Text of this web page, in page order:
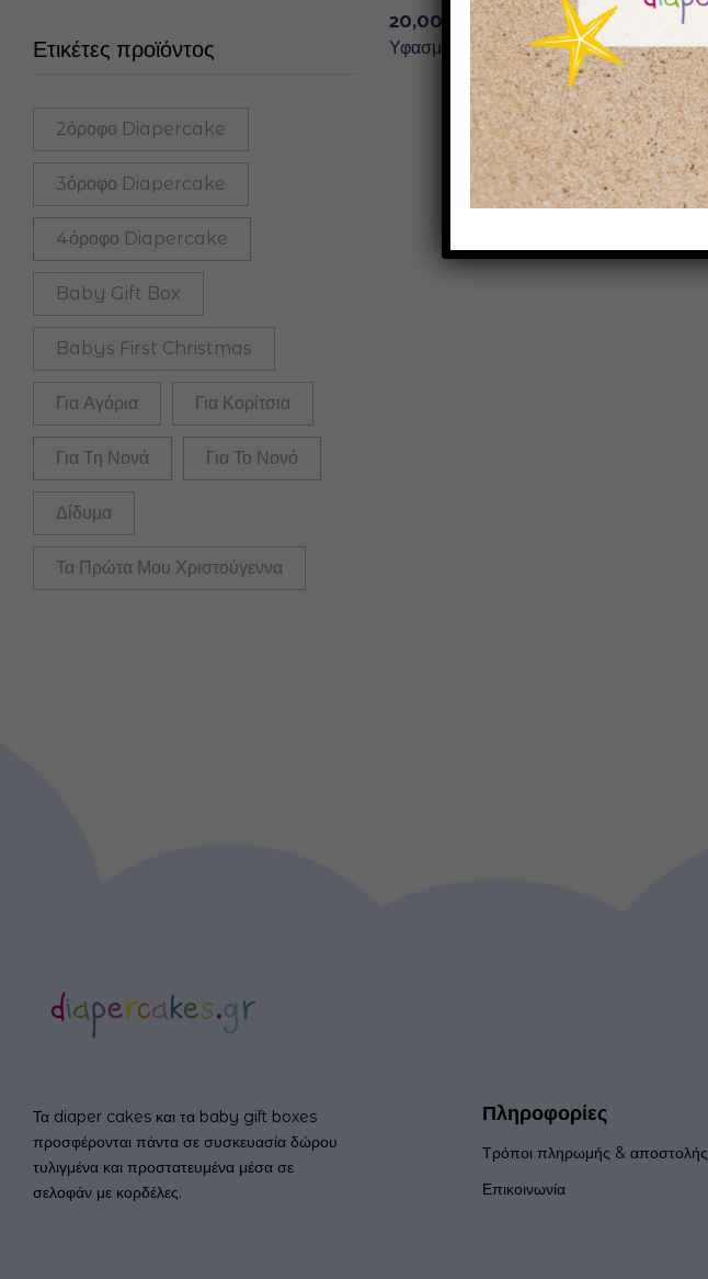
Ετικέτες προϊόντος
2όροφο Diapercake
3όροφο Diapercake
4όροφο Diapercake
Baby Gift Box
Babys First Christmas
Για Αγόρια Για Κορίτσια
Για Τη Νονά Για Το Νονό
Δίδυμα
Τα Πρώτα Μου Χριστούγεννα
20,00
Υφασμάτινο νεσεσέρ Μαμά
Τα diaper cakes και τα baby gift boxes
προσφέρονται πάντα σε συσκευασία δώρου
τυλιγμένα και προστατευμένα μέσα σε
σελοφάν με κορδέλες.
Πληροφορίες
Τρόποι πληρωμής & αποστολής
Επικοινωνία